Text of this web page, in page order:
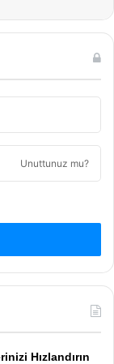
Unuttunuz mu?
Hızlandırın